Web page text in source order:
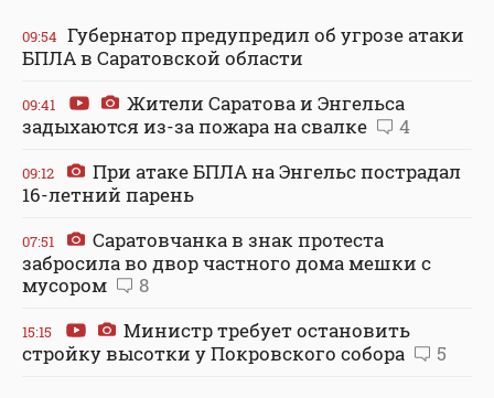
09:54 Губернатор предупредил об угрозе атаки
БПЛА в Саратовской области
09:41
Жители Саратова и Энгельса
задыхаются из-за пожара на свалке
4
09:12
При атаке БПЛА на Энгельс пострадал
16-летний парень
07:51
Саратовчанка в знак протеста
забросила во двор частного дома мешки с
мусором
8
15:15
Министр требует остановить
стройку высотки у Покровского собора
5